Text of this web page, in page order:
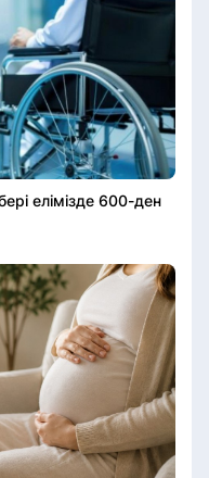
елімізде 600-ден